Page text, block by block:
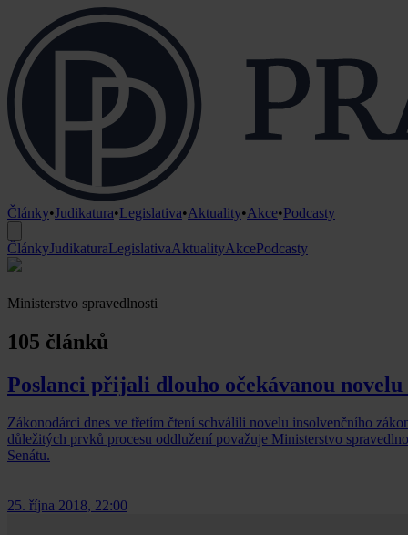
Články•Judikatura•Legislativa•Aktuality•Akce•Podcasty
ČlánkyJudikaturaLegislativaAktualityAkcePodcasty
Ministerstvo spravedlnosti
105 článků
Poslanci přijali dlouho očekávanou novelu
Zákonodárci dnes ve třetím čtení schválili novelu insolvenčního
důležitých prvků procesu oddlužení považuje Ministerstvo
Senátu.
25. října 2018, 22:00